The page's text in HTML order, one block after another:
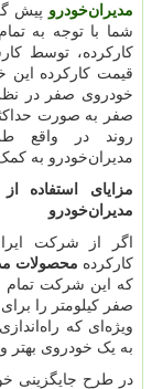
مدیران‌خودرو پیش
شما با توجه به
کارکرده، توسط
قیمت کارکرده این
خودروی صفر در
روند در واقع
مدیران‌خودرو به
مزایای استفاده
مدیران‌خودرو
اگر از شرکت
کارکرده محصولات
که این شرکت تمام
صفر کیلومتر را
ویژه‌ای که
به یک خودروی بهتر
در طرح جایگزینی